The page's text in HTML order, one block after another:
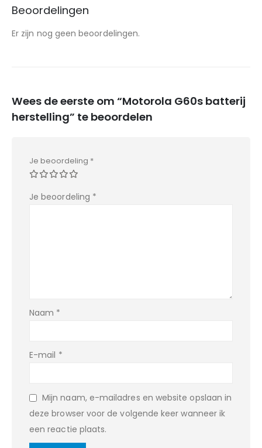
Beoordelingen
Er zijn nog geen beoordelingen.
Wees de eerste om “Motorola G60s batterij
herstelling” te beoordelen
Je beoordeling *
Je beoordeling *
Naam *
E-mail *
Mijn naam, e-mailadres en website opslaan in
deze browser voor de volgende keer wanneer ik
een reactie plaats.